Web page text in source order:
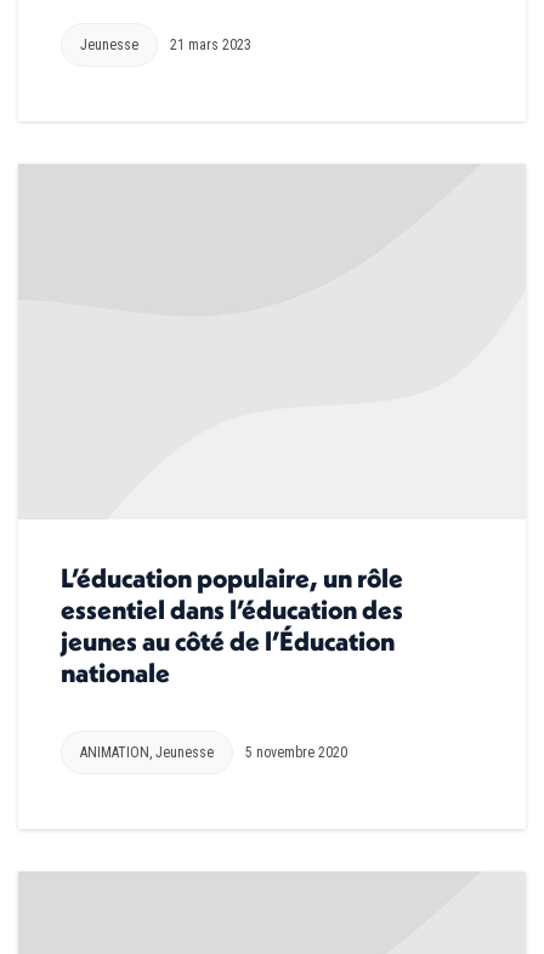
Jeunesse 21 mars 2023
L’éducation populaire, un rôle
essentiel dans l’éducation des
jeunes au côté de l’Éducation
nationale
ANIMATION , Jeunesse 5 novembre 2020